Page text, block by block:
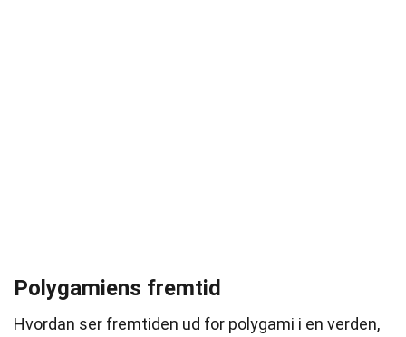
Polygamiens fremtid
Hvordan ser fremtiden ud for polygami i en verden,